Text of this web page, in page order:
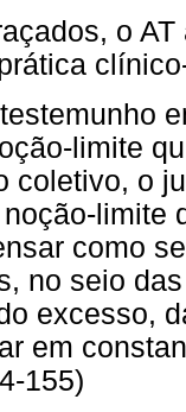
o
limite
coletivo, o
limite
como
no seio
excesso,
em
155)